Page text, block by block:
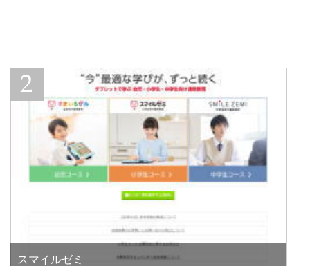
スマイルゼミ